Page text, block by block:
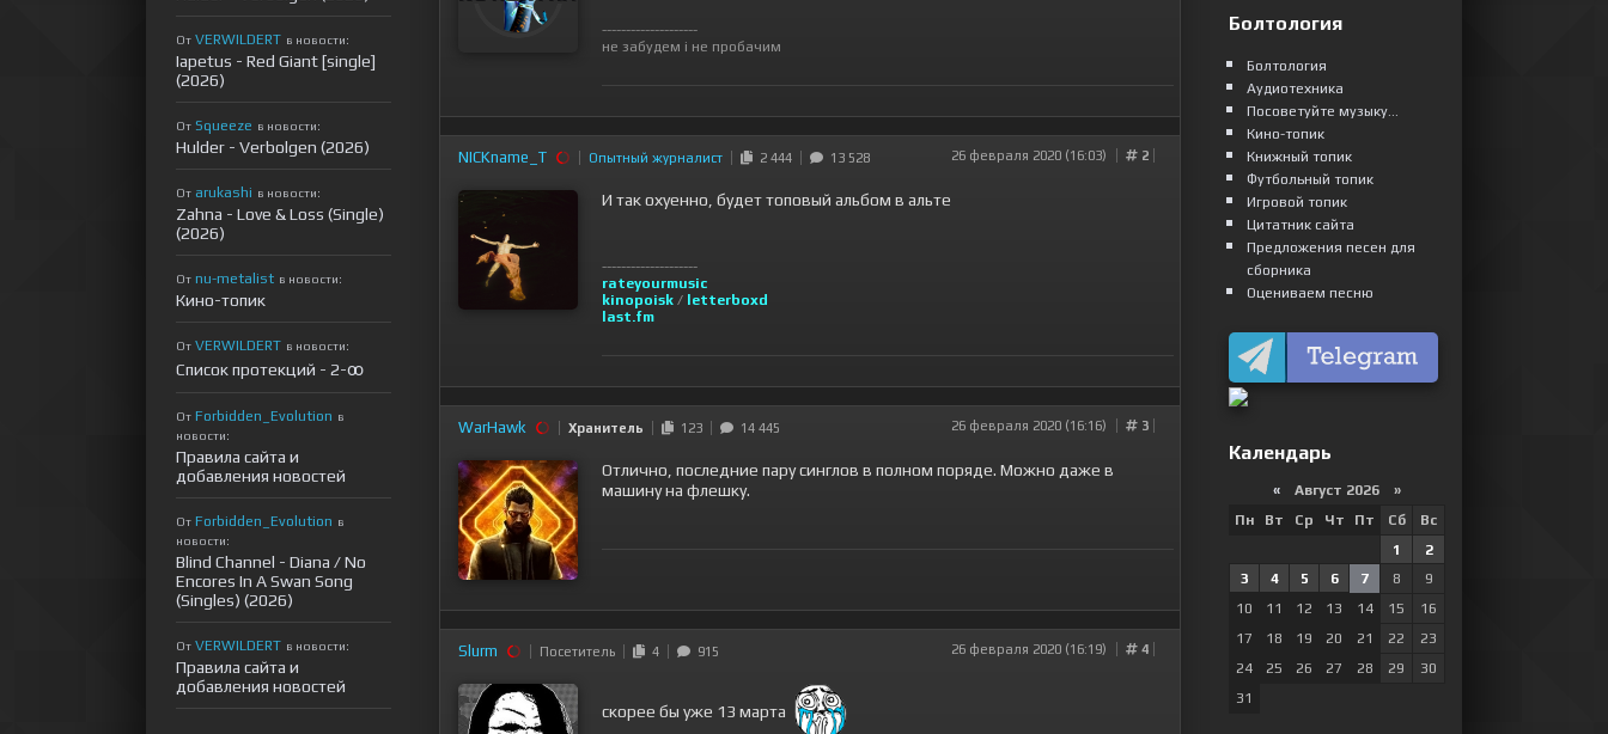
--------------------
не забудем і не пробачим
NICKname_T Опытный журналист 2 444 13 528 26 февраля 2020 (16:03) 2
И так охуенно, будет топовый альбом в альте
--------------------
rateyourmusic
kinopoisk / letterboxd
last.fm
WarHawk Хранитель 123 14 445 26 февраля 2020 (16:16) 3
Отлично, последние пару синглов в полном поряде. Можно даже в
машину на флешку.
Slurm Посетитель 4 915 26 февраля 2020 (16:19) 4
скорее бы уже 13 марта
От VERWILDERT в новости:
Iapetus - Red Giant [single]
(2026)
От Squeeze в новости:
Hulder - Verbolgen (2026)
От arukashi в новости:
Zahna - Love & Loss (Single)
(2026)
От nu-metalist в новости:
Кино-топик
От VERWILDERT в новости:
Список протекций - 2-ꝏ
От Forbidden_Evolution в
новости:
Правила сайта и
добавления новостей
От Forbidden_Evolution в
новости:
Blind Channel - Diana / No
Encores In A Swan Song
(Singles) (2026)
От VERWILDERT в новости:
Правила сайта и
добавления новостей
Болтология
Болтология
Аудиотехника
Посоветуйте музыку...
Кино-топик
Книжный топик
Футбольный топик
Игровой топик
Цитатник сайта
Предложения песен для
сборника
Оцениваем песню
Календарь
«Август 2026 »
Пн
Вт Ср Чт Пт Сб
Вс
1
2
3
4 5 6 7 8
9
10
11 12 13 14 15
16
17
18 19 20 21 22
23
24
25 26 27 28 29
30
31